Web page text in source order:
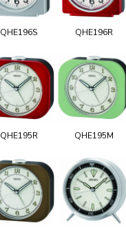
QHE196S QHE196R
QHE195R QHE195M